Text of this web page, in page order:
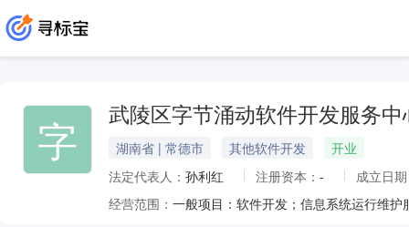
字 武陵区字节涌动软件开发服务中
湖南省 | 常德市 其他软件开发
开业
法定代表人： 孙利红 注册资本： -
成立日
经营范围： 一般项目：软件开发；信息系统运行维